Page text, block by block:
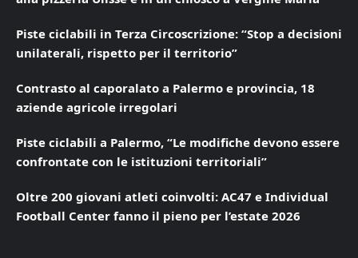
Piste ciclabili in Terza Circoscrizione: “Stop a decisioni
unilaterali, rispetto per il territorio”
Contrasto al caporalato a Palermo e provincia, 18
aziende agricole irregolari
Piste ciclabili a Palermo, “Le modifiche devono essere
confrontate con le istituzioni territoriali”
Oltre 200 giovani atleti coinvolti: AC47 e Individual
Football Center fanno il pieno per l’estate 2026